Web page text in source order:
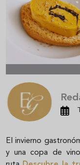
El invierno
y una copa de